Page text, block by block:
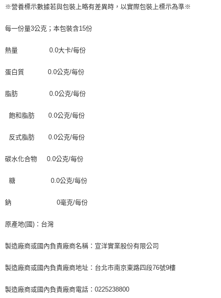
※營養標示數據若與包裝上略有差異時，以實際包裝上標示為準※
每一份量3公克；本包裝含15份
熱量 0.0大卡/每份
蛋白質 0.0公克/每份
脂肪 0.0公克/每份
飽和脂肪 0.0公克/每份
反式脂肪 0.0公克/每份
碳水化合物 0.0公克/每份
糖 0.0公克/每份
鈉 0毫克/每份
原產地(國)：台灣
製造廠商或國內負責廠商名稱：宣洋實業股份有限公司
製造廠商或國內負責廠商地址：台北市南京東路四段76號9樓
製造廠商或國內負責廠商電話：0225238800